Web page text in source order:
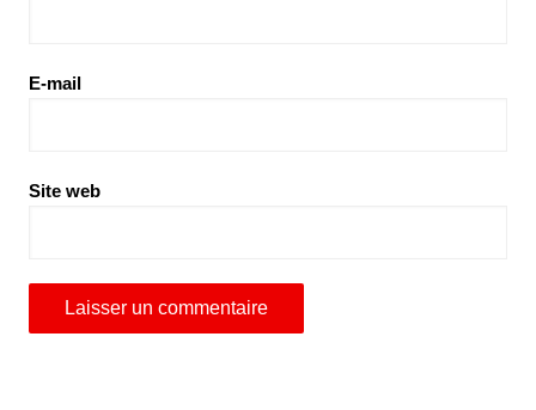
E-mail
Site web